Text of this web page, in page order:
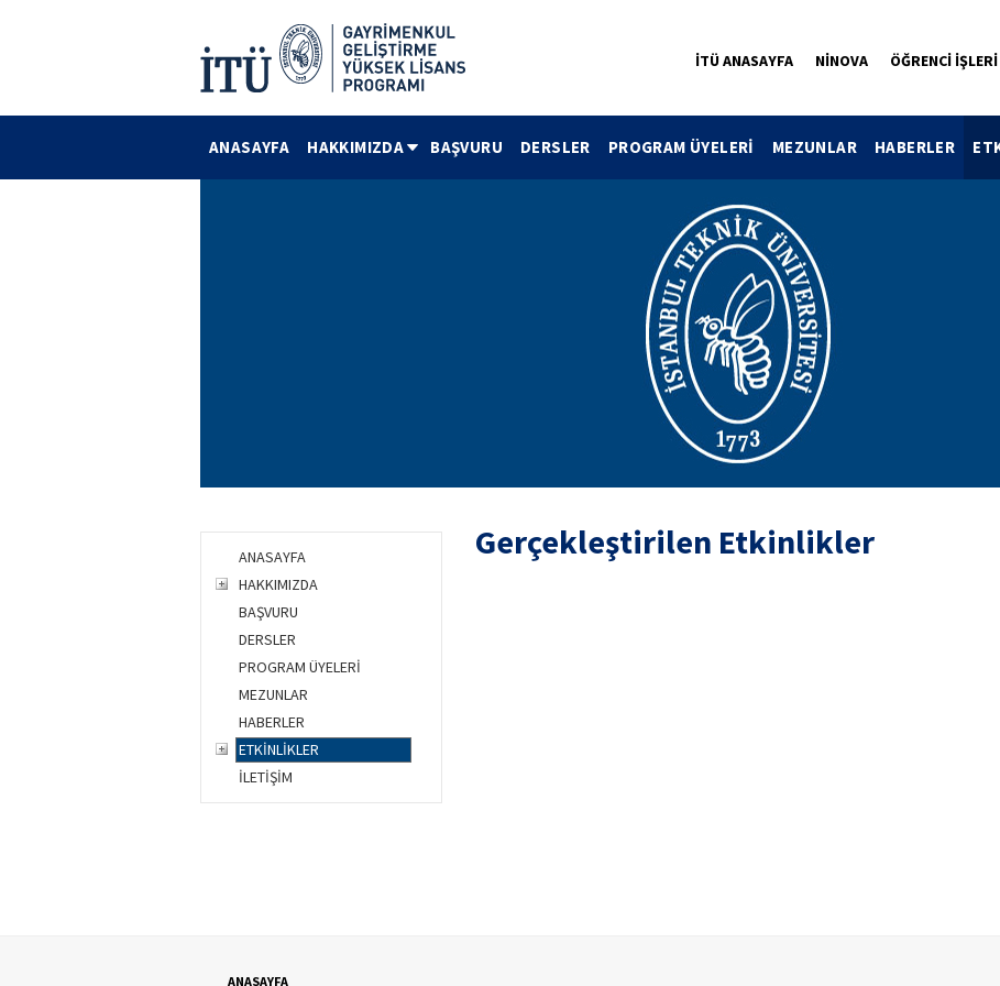
İTÜ ANASAYFA NİNOVA ÖĞRENCİ İŞLERİ
ANASAYFA HAKKIMIZDA BAŞVURU DERSLER PROGRAM ÜYELERİ MEZUNLAR HABERLER
ANASAYFA
HAKKIMIZDA
BAŞVURU
DERSLER
PROGRAM ÜYELERİ
MEZUNLAR
HABERLER
ETKİNLİKLER
İLETİŞİM
Gerçekleştirilen Etkinlikler
ANASAYFA